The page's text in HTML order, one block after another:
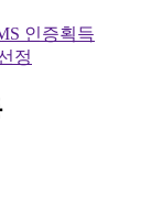
인증획득
정